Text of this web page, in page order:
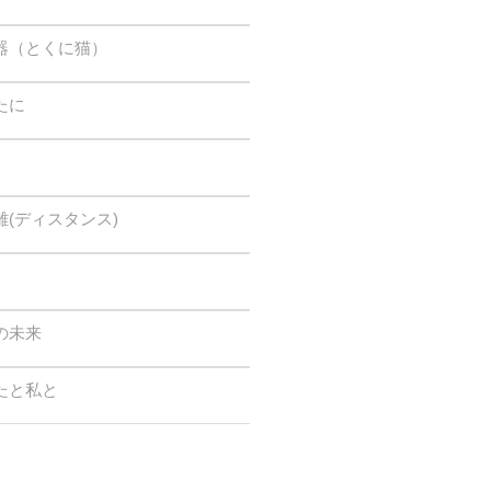
とくに猫）
に
(ディスタンス)
未来
と私と